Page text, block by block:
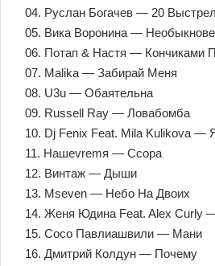
04. Руслан Богачев — 20
05. Вика Воронина —
06. Потап & Настя — Кончиками
07. Malika — Забирай Меня
08. U3u — Обаятельна
09. Russell Ray — Ловабомба
10. Dj Fenix Feat. Mila Kulikova —
11. Нашеvremя — Ссора
12. Винтаж — Дыши
13. Mseven — Небо На Двоих
14. Женя Юдина Feat. Alex Curly
15. Сосо Павлиашвили — Мани
16. Дмитрий Колдун — Почему